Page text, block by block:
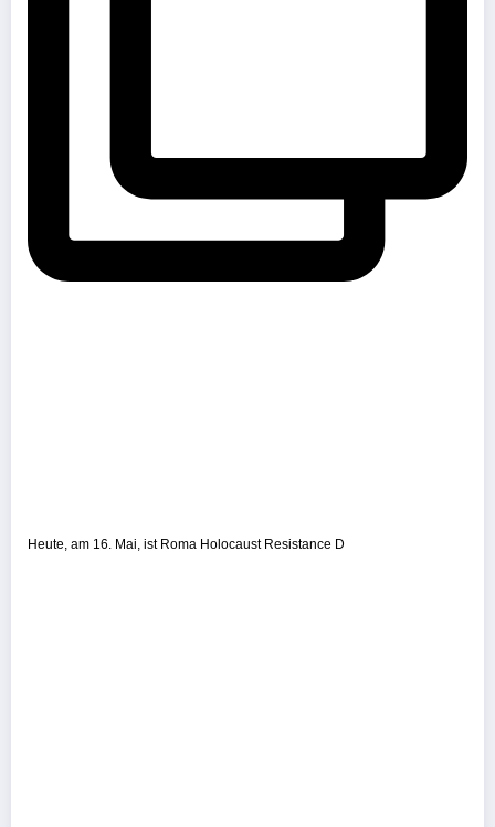
Heute, am 16. Mai, ist Roma Holocaust Resistance D